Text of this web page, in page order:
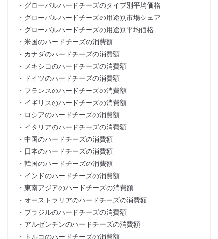
・グローバルハードチーズのタイプ別平均価格
・グローバルハードチーズの用途別市場シェア
・グローバルハードチーズの用途別平均価格
・米国のハードチーズの消費額
・カナダのハードチーズの消費額
・メキシコのハードチーズの消費額
・ドイツのハードチーズの消費額
・フランスのハードチーズの消費額
・イギリスのハードチーズの消費額
・ロシアのハードチーズの消費額
・イタリアのハードチーズの消費額
・中国のハードチーズの消費額
・日本のハードチーズの消費額
・韓国のハードチーズの消費額
・インドのハードチーズの消費額
・東南アジアのハードチーズの消費額
・オーストラリアのハードチーズの消費額
・ブラジルのハードチーズの消費額
・アルゼンチンのハードチーズの消費額
・トルコのハードチーズの消費額